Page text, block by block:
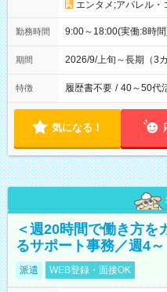
エンタメ;アパレル・
勤務時間 9:00～18:00(実働:8時
期間 2026/9/上旬～長期（3
特徴 履歴書不要 / 40～50代
気になる！
＜週20時間で働き方を
るサポート事務／週4～
派遣 WEB登録・面接OK